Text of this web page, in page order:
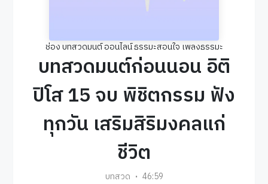
ช่อง บทสวดมนต์ ออนไลน์ ธรรมะสอนใจ เพลงธรรมะ
บทสวดมนต์ก่อนนอน อิติ
ปิโส 15 จบ พิชิตกรรม ฟัง
ทุกวัน เสริมสิริมงคลแก่
ชีวิต
บทสวด 46:59